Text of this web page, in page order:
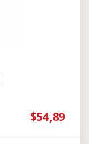
$54,89